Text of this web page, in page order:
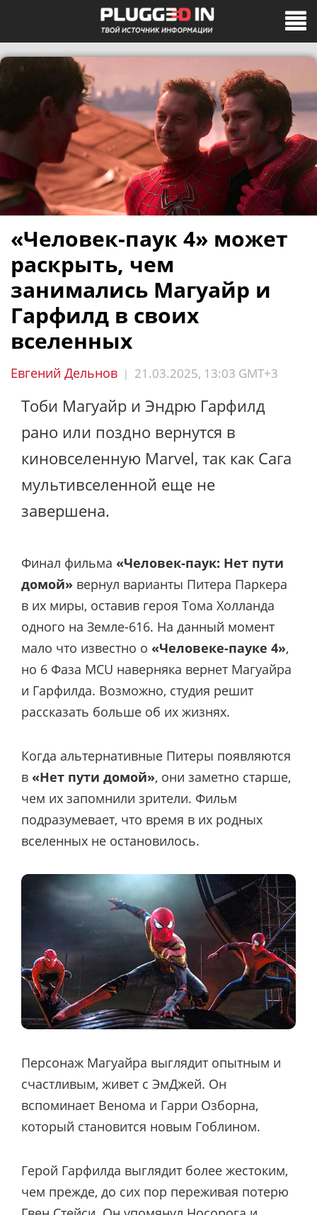
«Человек-паук 4» может
раскрыть, чем
занимались Магуайр и
Гарфилд в своих
вселенных
Евгений Дельнов | 21.03.2025, 13:03 GMT+3
Тоби Магуайр и Эндрю Гарфилд
рано или поздно вернутся в
киновселенную Marvel, так как Сага
мультивселенной еще не
завершена.
Финал фильма «Человек-паук: Нет пути
домой» вернул варианты Питера Паркера
в их миры, оставив героя Тома Холланда
одного на Земле-616. На данный момент
мало что известно о «Человеке-пауке 4»,
но 6 Фаза MCU наверняка вернет Магуайра
и Гарфилда. Возможно, студия решит
рассказать больше об их жизнях.
Когда альтернативные Питеры появляются
в «Нет пути домой», они заметно старше,
чем их запомнили зрители. Фильм
подразумевает, что время в их родных
вселенных не остановилось.
Персонаж Магуайра выглядит опытным и
счастливым, живет с ЭмДжей. Он
вспоминает Венома и Гарри Озборна,
который становится новым Гоблином.
Герой Гарфилда выглядит более жестоким,
чем прежде, до сих пор переживая потерю